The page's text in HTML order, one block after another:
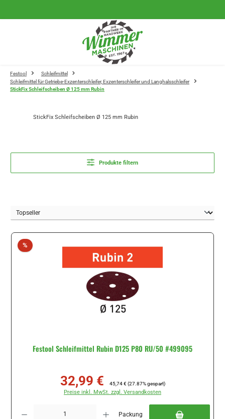
Festool
Schleifmittel
Schleifmittel für Getriebe-Exzenterschleifer, Exzenterschleifer und Langhalsschleifer
StickFix Schleifscheiben Ø 125 mm Rubin
StickFix Schleifscheiben Ø 125 mm Rubin
Produkte filtern
%Rabatt
Festool Schleifmittel Rubin D125 P80 RU/50 #499095
Verkaufspreis:
32,99 € Regulärer Preis:
45,74 € (27.87% gespart)
Preise inkl. MwSt. zzgl. Versandkosten
Packung